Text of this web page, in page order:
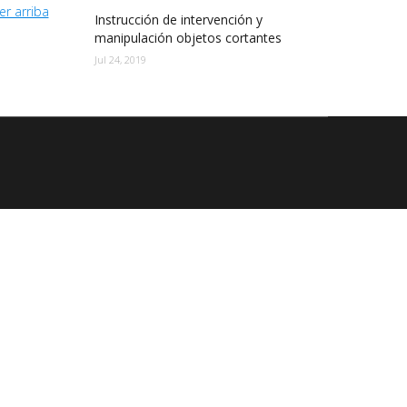
arriba
Instrucción de intervención y
manipulación objetos cortantes
Jul 24, 2019